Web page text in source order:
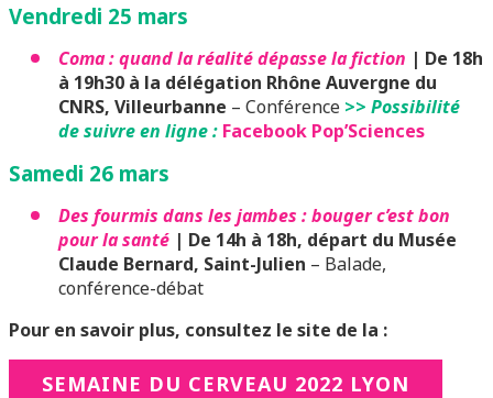
Vendredi 25 mars
Coma : quand la réalité dépasse la fiction | De 18h
à 19h30 à la délégation Rhône Auvergne du
CNRS, Villeurbanne – Conférence >> Possibilité
de suivre en ligne : Facebook Pop’Sciences
Samedi 26 mars
Des fourmis dans les jambes : bouger c’est bon
pour la santé | De 14h à 18h, départ du Musée
Claude Bernard, Saint-Julien – Balade,
conférence-débat
Pour en savoir plus, consultez le site de la :
SEMAINE DU CERVEAU 2022 LYON